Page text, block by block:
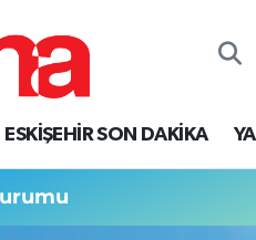
ESKİŞEHİR SON DAKİKA